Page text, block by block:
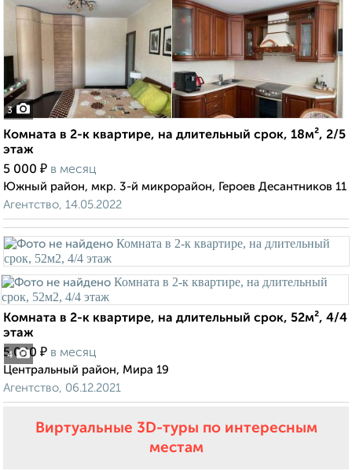
3
Комната в 2-к квартире, на длительный срок, 18м², 2/5
этаж
5 000 ₽ в месяц
Южный район, мкр. 3-й микрорайон, Героев Десантников 11
Агентство, 14.05.2022
4
Комната в 2-к квартире, на длительный срок, 52м², 4/4
этаж
5 000 ₽ в месяц
Центральный район, Мира 19
Агентство, 06.12.2021
Виртуальные 3D-туры по интересным
местам